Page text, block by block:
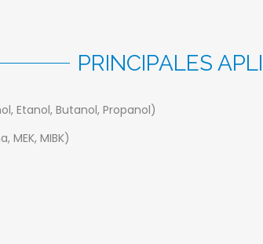
PRINCIPALES
Etanol, Butanol, Propanol)
MEK, MIBK)